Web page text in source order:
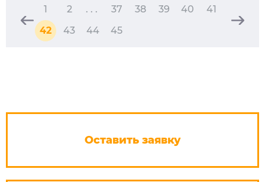
1 2 . . . 37 38 39 40
41
42
43 44 45
Оставить заявку